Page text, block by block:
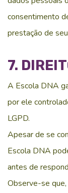
consentimento
prestação de
7.
A Escola DNA
por ele
LGPD.
Apesar de se
Escola DNA
antes de
Observe-se